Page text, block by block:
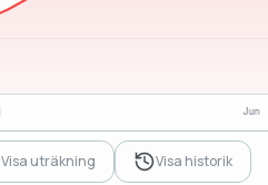
Visa uträkning Visa historik